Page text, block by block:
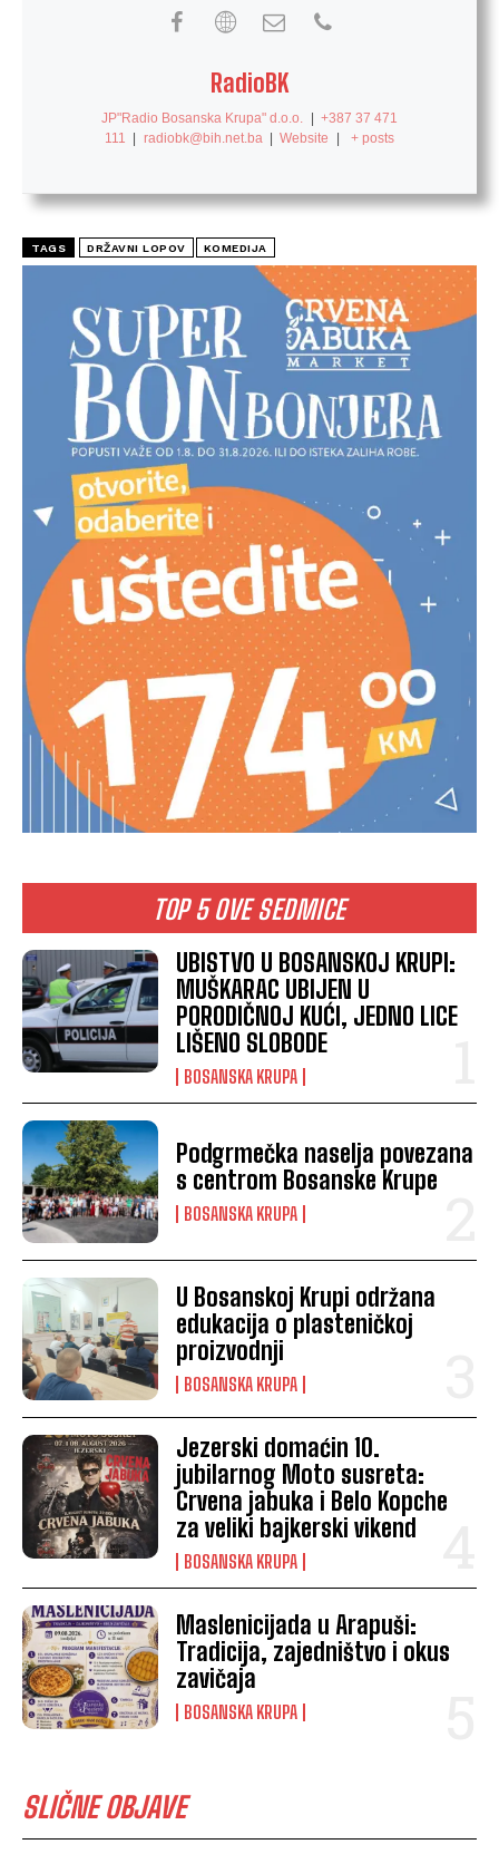
TOP 5 OVE SEDMICE
UBISTVO U BOSANSKOJ KRUPI:
MUŠKARAC UBIJEN U
PORODIČNOJ KUĆI, JEDNO LICE
LIŠENO SLOBODE
BOSANSKA KRUPA
Podgrmečka naselja povezana
s centrom Bosanske Krupe
BOSANSKA KRUPA
U Bosanskoj Krupi održana
edukacija o plasteničkoj
proizvodnji
BOSANSKA KRUPA
Jezerski domaćin 10.
jubilarnog Moto susreta:
Crvena jabuka i Belo Kopche
za veliki bajkerski vikend
BOSANSKA KRUPA
Maslenicijada u Arapuši:
Tradicija, zajedništvo i okus
zavičaja
BOSANSKA KRUPA
SLIČNE OBJAVE
RadioBK
JP"Radio Bosanska Krupa" d.o.o. | +387 37 471
111
| radiobk@bih.net.ba | Website | + posts
TAGS DRŽAVNI LOPOV KOMEDIJA